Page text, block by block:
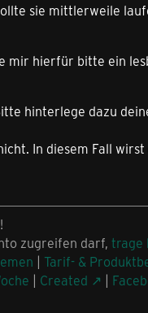
sie mittlerweile
mir hierfür bitte ein
hinterlege dazu
In diesem Fall
zugreifen darf, trage
| Tarif- &
| Created |